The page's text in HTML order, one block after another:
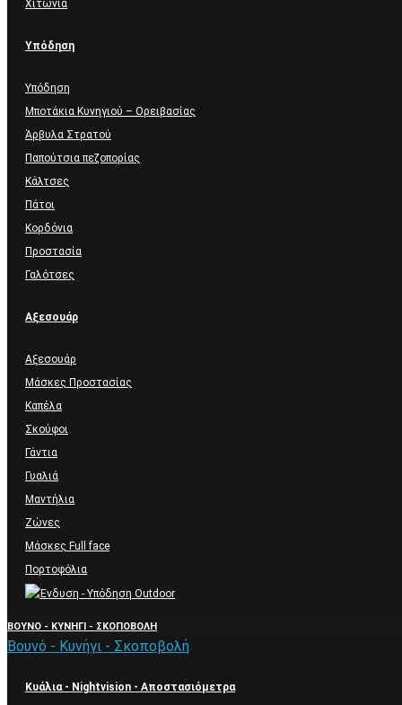
Χιτώνια
Υπόδηση
Υπόδηση
Μποτάκια Κυνηγιού – Ορειβασίας
Άρβυλα Στρατού
Παπούτσια πεζοπορίας
Κάλτσες
Πάτοι
Κορδόνια
Προστασία
Γαλότσες
Αξεσουάρ
Αξεσουάρ
Μάσκες Προστασίας
Καπέλα
Σκούφοι
Γάντια
Γυαλιά
Μαντήλια
Ζώνες
Μάσκες Full face
Πορτοφόλια
ΒΟΥΝΌ - ΚΥΝΉΓΙ - ΣΚΟΠΟΒΟΛΉ
Βουνό - Κυνήγι - Σκοποβολή
Κυάλια - Nightvision - Αποστασιόμετρα